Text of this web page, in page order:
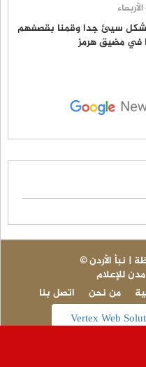
للإعلام
اتصل بنا
من نحن